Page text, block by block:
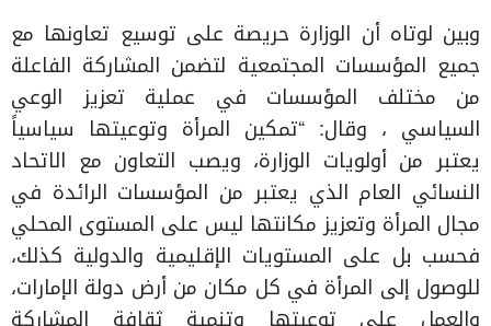
وبين لوتاه أن الوزارة حريصة على توسيع تعاونها مع
جميع المؤسسات المجتمعية لتضمن المشاركة الفاعلة
من مختلف المؤسسات في عملية تعزيز الوعي
السياسي ، وقال: “تمكين المرأة وتوعيتها سياسياً
يعتبر من أولويات الوزارة، ويصب التعاون مع الاتحاد
النسائي العام الذي يعتبر من المؤسسات الرائدة في
مجال المرأة وتعزيز مكانتها ليس على المستوى المحلي
فحسب بل على المستويات الإقليمية والدولية كذلك،
للوصول إلى المرأة في كل مكان من أرض دولة الإمارات،